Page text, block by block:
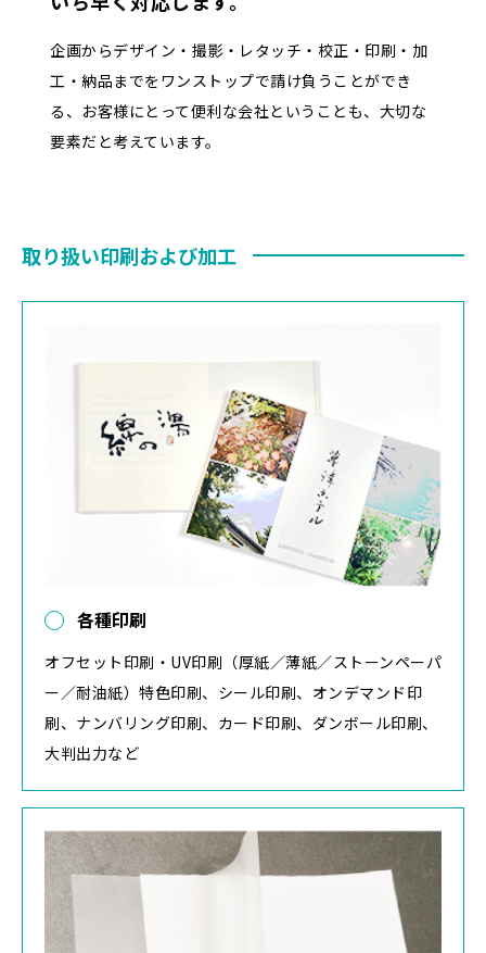
企画からデザイン・撮影・レタッチ・校正・印刷・加
工・納品までをワンストップで請け負うことができ
る、お客様にとって便利な会社ということも、大切な
要素だと考えています。
取り扱い印刷および加工
各種印刷
オフセット印刷・UV印刷（厚紙／薄紙／ストーンペーパ
ー／耐油紙）特色印刷、シール印刷、オンデマンド印
刷、ナンバリング印刷、カード印刷、ダンボール印刷、
大判出力など